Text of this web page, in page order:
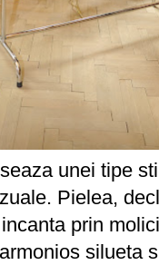
unei tipe
Pielea,
prin
silueta